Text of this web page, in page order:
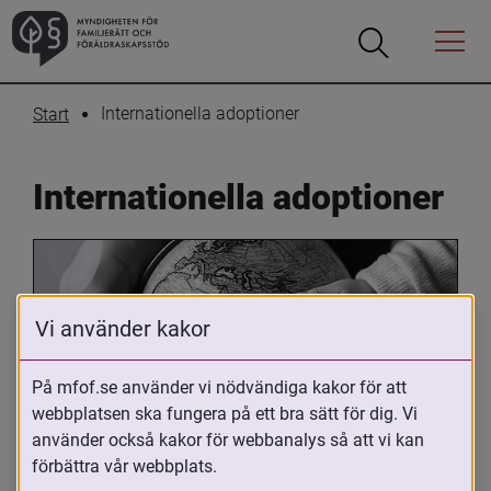
Öppna
Öppna
Menyn
Start Internationella adoptioner
Internationella adoptioner
Oavsett om du är adopterad,
adoptivförälder eller arbetar med
Vi använder kakor
På mfof.se använder vi nödvändiga kakor för att
webbplatsen ska fungera på ett bra sätt för dig. Vi
använder också kakor för webbanalys så att vi kan
förbättra vår webbplats.